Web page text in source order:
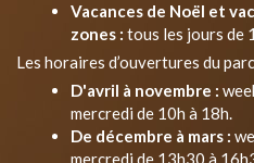
Vacances de Noël et
zones : tous les jours de
Les horaires d’ouvertures du
D'avril à novembre :
mercredi de 10h à 18h.
De décembre à mars :
mercredi de 13h30 à